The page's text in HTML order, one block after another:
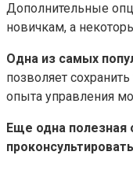
Дополнительные
новичкам, а
Одна из самых
позволяет
опыта управления
Еще одна полезная